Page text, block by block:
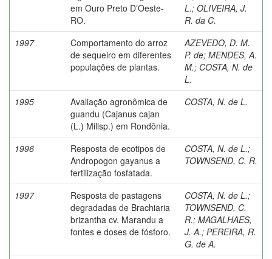
em Ouro Preto D'Oeste-
RO.
L.; OLIVEIRA, J.
R. da C.
1997
Comportamento do arroz
de sequeiro em diferentes
populações de plantas.
AZEVEDO, D. M.
P. de; MENDES, A.
M.; COSTA, N. de
L.
1995
Avaliação agronômica de
guandu (Cajanus cajan
(L.) Millsp.) em Rondônia.
COSTA, N. de L.
1996
Resposta de ecotipos de
Andropogon gayanus a
fertilização fosfatada.
COSTA, N. de L.;
TOWNSEND, C. R.
1997
Resposta de pastagens
degradadas de Brachiaria
brizantha cv. Marandu a
fontes e doses de fósforo.
COSTA, N. de L.;
TOWNSEND, C.
R.; MAGALHAES,
J. A.; PEREIRA, R.
G. de A.